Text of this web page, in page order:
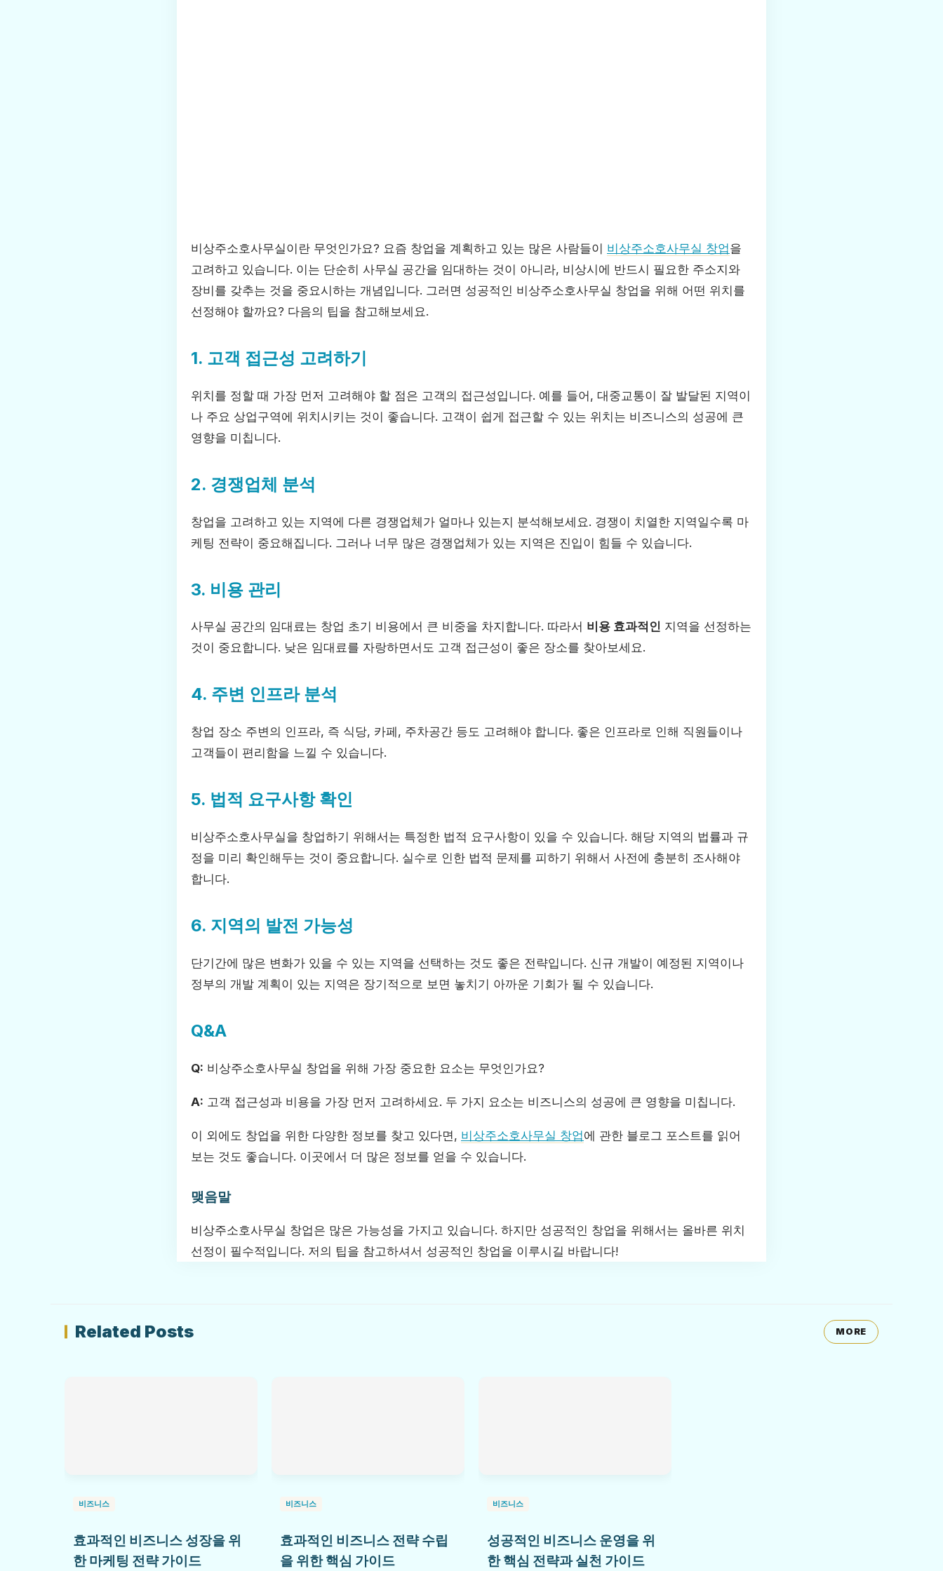
비상주소호사무실이란 무엇인가요? 요즘 창업을 계획하고 있는 많은 사람들이 비상주소호사무실 창업을
고려하고 있습니다. 이는 단순히 사무실 공간을 임대하는 것이 아니라, 비상시에 반드시 필요한 주소지와
장비를 갖추는 것을 중요시하는 개념입니다. 그러면 성공적인 비상주소호사무실 창업을 위해 어떤 위치를
선정해야 할까요? 다음의 팁을 참고해보세요.
1. 고객 접근성 고려하기
위치를 정할 때 가장 먼저 고려해야 할 점은 고객의 접근성입니다. 예를 들어, 대중교통이 잘 발달된 지역이
나 주요 상업구역에 위치시키는 것이 좋습니다. 고객이 쉽게 접근할 수 있는 위치는 비즈니스의 성공에 큰
영향을 미칩니다.
2. 경쟁업체 분석
창업을 고려하고 있는 지역에 다른 경쟁업체가 얼마나 있는지 분석해보세요. 경쟁이 치열한 지역일수록 마
케팅 전략이 중요해집니다. 그러나 너무 많은 경쟁업체가 있는 지역은 진입이 힘들 수 있습니다.
3. 비용 관리
사무실 공간의 임대료는 창업 초기 비용에서 큰 비중을 차지합니다. 따라서 비용 효과적인 지역을 선정하는
것이 중요합니다. 낮은 임대료를 자랑하면서도 고객 접근성이 좋은 장소를 찾아보세요.
4. 주변 인프라 분석
창업 장소 주변의 인프라, 즉 식당, 카페, 주차공간 등도 고려해야 합니다. 좋은 인프라로 인해 직원들이나
고객들이 편리함을 느낄 수 있습니다.
5. 법적 요구사항 확인
비상주소호사무실을 창업하기 위해서는 특정한 법적 요구사항이 있을 수 있습니다. 해당 지역의 법률과 규
정을 미리 확인해두는 것이 중요합니다. 실수로 인한 법적 문제를 피하기 위해서 사전에 충분히 조사해야
합니다.
6. 지역의 발전 가능성
단기간에 많은 변화가 있을 수 있는 지역을 선택하는 것도 좋은 전략입니다. 신규 개발이 예정된 지역이나
정부의 개발 계획이 있는 지역은 장기적으로 보면 놓치기 아까운 기회가 될 수 있습니다.
Q&A
Q: 비상주소호사무실 창업을 위해 가장 중요한 요소는 무엇인가요?
A: 고객 접근성과 비용을 가장 먼저 고려하세요. 두 가지 요소는 비즈니스의 성공에 큰 영향을 미칩니다.
이 외에도 창업을 위한 다양한 정보를 찾고 있다면, 비상주소호사무실 창업에 관한 블로그 포스트를 읽어
보는 것도 좋습니다. 이곳에서 더 많은 정보를 얻을 수 있습니다.
맺음말
비상주소호사무실 창업은 많은 가능성을 가지고 있습니다. 하지만 성공적인 창업을 위해서는 올바른 위치
선정이 필수적입니다. 저의 팁을 참고하셔서 성공적인 창업을 이루시길 바랍니다!
Related Posts MORE
비즈니스
효과적인 비즈니스 성장을 위
한 마케팅 전략 가이드
비즈니스
효과적인 비즈니스 전략 수립
을 위한 핵심 가이드
비즈니스
성공적인 비즈니스 운영을 위
한 핵심 전략과 실천 가이드